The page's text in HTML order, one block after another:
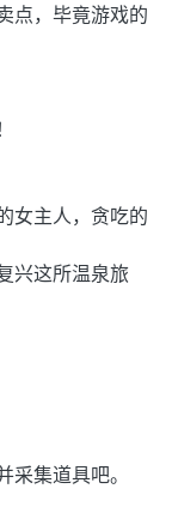
点，毕竟游戏的
女主人，贪吃的
兴这所温泉旅
集道具吧。